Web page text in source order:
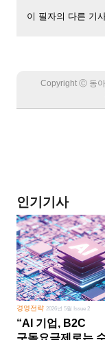
이 필자의 다른 기
Copyright Ⓒ 동
인기기사
경영전략 2026년 5월 Issue 2
“AI 기업, B2C